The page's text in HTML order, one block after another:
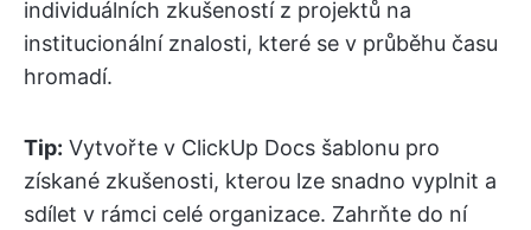
individuálních zkušeností z projektů na
institucionální znalosti, které se v průběhu času
hromadí.
Tip: Vytvořte v ClickUp Docs šablonu pro
získané zkušenosti, kterou lze snadno vyplnit a
sdílet v rámci celé organizace. Zahrňte do ní